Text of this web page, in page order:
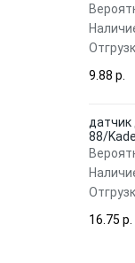
9.88 p.
датчик
88/
16.75 p.